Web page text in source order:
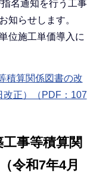
名通知を行う工事
知らせします。
位施工単価導入に
積算関係図書の改
改正）（PDF：107
事等積算関
令和7年4月